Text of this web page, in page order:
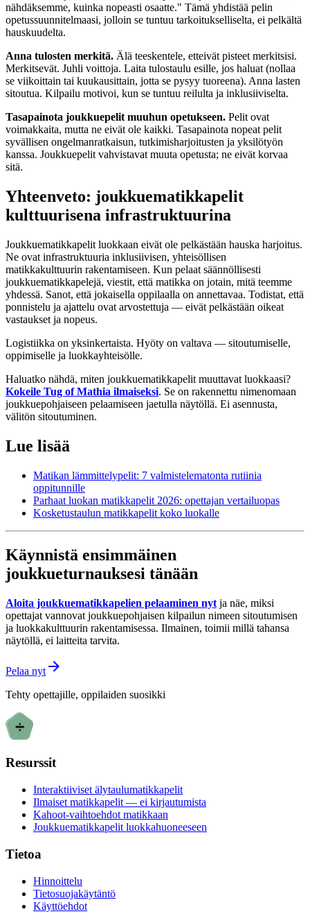
nähdäksemme, kuinka nopeasti osaatte." Tämä yhdistää pelin
opetussuunnitelmaasi, jolloin se tuntuu tarkoitukselliselta, ei pelkältä
hauskuudelta.
Anna tulosten merkitä. Älä teeskentele, etteivät pisteet merkitsisi.
Merkitsevät. Juhli voittoja. Laita tulostaulu esille, jos haluat (nollaa
se viikoittain tai kuukausittain, jotta se pysyy tuoreena). Anna lasten
sitoutua. Kilpailu motivoi, kun se tuntuu reilulta ja inklusiiviselta.
Tasapainota joukkuepelit muuhun opetukseen. Pelit ovat
voimakkaita, mutta ne eivät ole kaikki. Tasapainota nopeat pelit
syvällisen ongelmanratkaisun, tutkimisharjoitusten ja yksilötyön
kanssa. Joukkuepelit vahvistavat muuta opetusta; ne eivät korvaa
sitä.
Yhteenveto: joukkuematikkapelit
kulttuurisena infrastruktuurina
Joukkuematikkapelit luokkaan eivät ole pelkästään hauska harjoitus.
Ne ovat infrastruktuuria inklusiivisen, yhteisöllisen
matikkakulttuurin rakentamiseen. Kun pelaat säännöllisesti
joukkuematikkapelejä, viestit, että matikka on jotain, mitä teemme
yhdessä. Sanot, että jokaisella oppilaalla on annettavaa. Todistat, että
ponnistelu ja ajattelu ovat arvostettuja — eivät pelkästään oikeat
vastaukset ja nopeus.
Logistiikka on yksinkertaista. Hyöty on valtava — sitoutumiselle,
oppimiselle ja luokkayhteisölle.
Haluatko nähdä, miten joukkuematikkapelit muuttavat luokkaasi?
Kokeile Tug of Mathia ilmaiseksi. Se on rakennettu nimenomaan
joukkuepohjaiseen pelaamiseen jaetulla näytöllä. Ei asennusta,
välitön sitoutuminen.
Lue lisää
Matikan lämmittelypelit: 7 valmistelematonta rutiinia
oppitunnille
Parhaat luokan matikkapelit 2026: opettajan vertailuopas
Kosketustaulun matikkapelit koko luokalle
Käynnistä ensimmäinen
joukkueturnauksesi tänään
Aloita joukkuematikkapelien pelaaminen nyt ja näe, miksi
opettajat vannovat joukkuepohjaisen kilpailun nimeen sitoutumisen
ja luokkakulttuurin rakentamisessa. Ilmainen, toimii millä tahansa
näytöllä, ei laitteita tarvita.
Pelaa nyt
Tehty opettajille, oppilaiden suosikki
Resurssit
Interaktiiviset älytaulumatikkapelit
Ilmaiset matikkapelit — ei kirjautumista
Kahoot-vaihtoehdot matikkaan
Joukkuematikkapelit luokkahuoneeseen
Tietoa
Hinnoittelu
Tietosuojakäytäntö
Käyttöehdot